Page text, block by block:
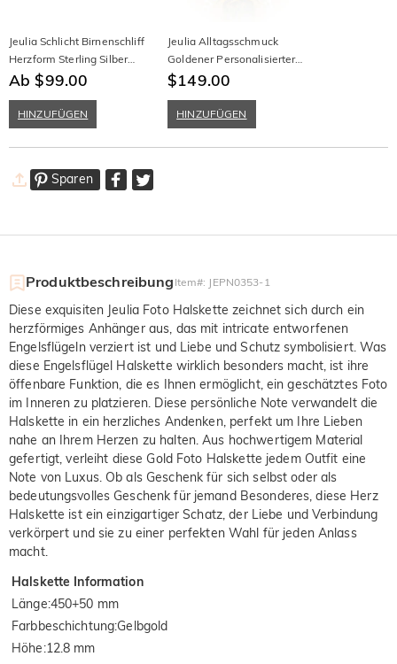
Jeulia Schlicht Birnenschliff
Herzform Sterling Silber
Ring
Ab $99.00
HINZUFÜGEN
Jeulia Alltagsschmuck
Goldener Personalisierter
Siegelring mit Haustierfoto
$149.00
HINZUFÜGEN
Sparen
Produktbeschreibung Item#: JEPN0353-1
Diese exquisiten Jeulia Foto Halskette zeichnet sich durch ein
herzförmiges Anhänger aus, das mit intricate entworfenen
Engelsflügeln verziert ist und Liebe und Schutz symbolisiert. Was
diese Engelsflügel Halskette wirklich besonders macht, ist ihre
öffenbare Funktion, die es Ihnen ermöglicht, ein geschätztes Foto
im Inneren zu platzieren. Diese persönliche Note verwandelt die
Halskette in ein herzliches Andenken, perfekt um Ihre Lieben
nahe an Ihrem Herzen zu halten. Aus hochwertigem Material
gefertigt, verleiht diese Gold Foto Halskette jedem Outfit eine
Note von Luxus. Ob als Geschenk für sich selbst oder als
bedeutungsvolles Geschenk für jemand Besonderes, diese Herz
Halskette ist ein einzigartiger Schatz, der Liebe und Verbindung
verkörpert und sie zu einer perfekten Wahl für jeden Anlass
macht.
Halskette Information
Länge:450+50 mm
Farbbeschichtung:Gelbgold
Höhe:12.8 mm